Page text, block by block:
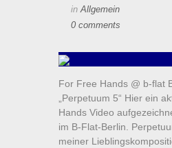
inAllgemein
0 comments
For Free Hands @ b-flat
„Perpetuum 5“ Hier ein
Hands Video
im B-Flat-Berlin.
meiner